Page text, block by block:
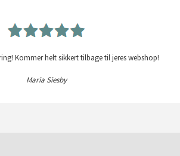
Kommer helt sikkert tilbage til jeres webshop!
Maria Siesby